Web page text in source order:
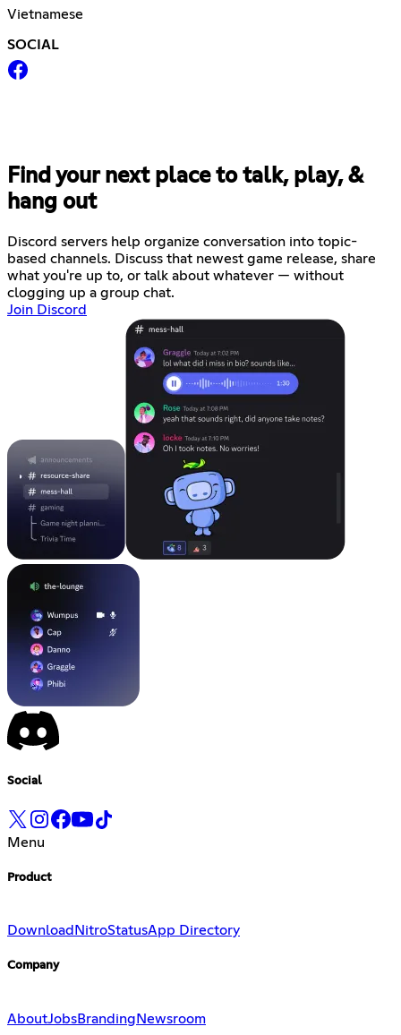
Vietnamese
SOCIAL
Find your next place to talk, play, &
hang out
Discord servers help organize conversation into topic-
based channels. Discuss that newest game release, share
what you're up to, or talk about whatever — without
clogging up a group chat.
Join Discord
Social
Menu
Product
Download NitroStatusApp Directory
Company
AboutJobsBranding Newsroom